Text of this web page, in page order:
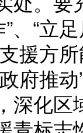
、“立
援方
政府推
深化